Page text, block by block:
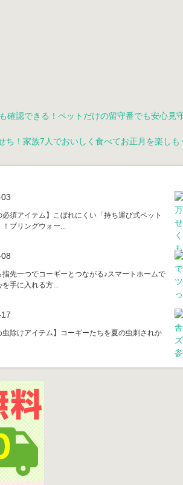
確認できる！ペットだけの留守番でも安心見
ち！家族7人でおいしく食べてお正月を楽しも
必須アイテム】こぼれにくい「持ち運び式ペット
！ブリングウォー...
指先一つでコーギーとつながる♪スマートホームで
を手に入れる方...
虫除けアイテム】コーギーたちを夏の虫刺されか